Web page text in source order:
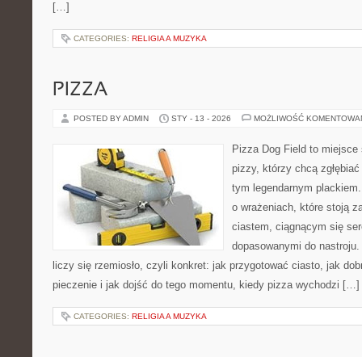
[…]
CATEGORIES: RELIGIA A MUZYKA
PIZZA
POSTED BY ADMIN STY - 13 - 2026 MOŻLIWOŚĆ
Pizza Dog Field to miejsce
pizzy, którzy chcą
tym legendarnym
o wrażeniach, które stoją
ciastem, ciągnącym się
dopasowanymi do
liczy się rzemiosło, czyli konkret: jak przygotować ciasto, jak
pieczenie i jak dojść do tego momentu, kiedy pizza wychodzi […]
CATEGORIES: RELIGIA A MUZYKA